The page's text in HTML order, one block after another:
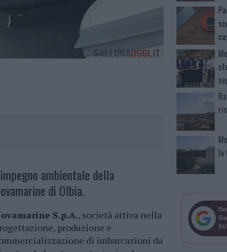
ambientale della
di Olbia.
S.p.A., società attiva nella
produzione e
di imbarcazioni da
la